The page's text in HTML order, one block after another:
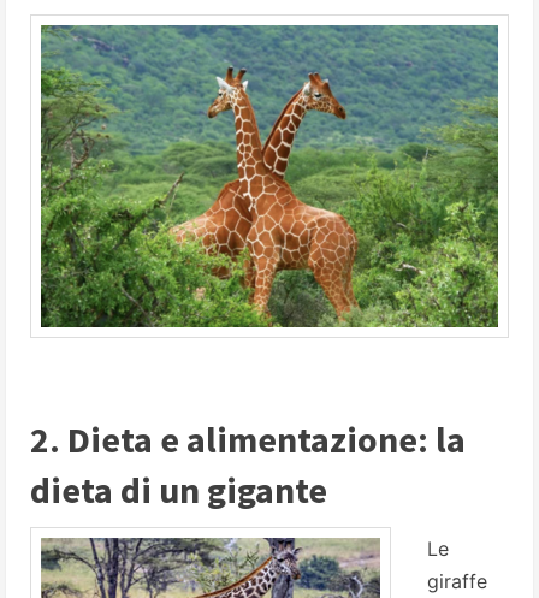
2. Dieta e alimentazione: la
dieta di un gigante
Le
giraffe